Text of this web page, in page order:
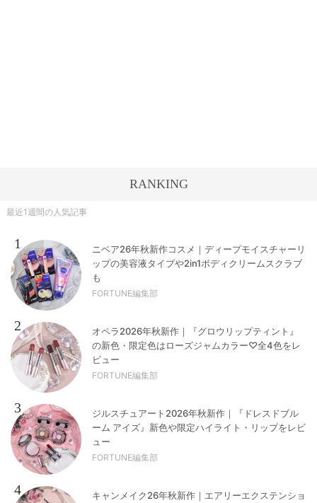
RANKING
最近1週間の人気記事
1
ニベア26年秋新作コスメ｜ディープモイスチャーリ
ップの美容液タイプや2in1ボディクリームスクラブ
も
FORTUNE編集部
2
オペラ2026年秋新作｜『グロウリップティント』
の新色・限定色はローズジャムカラー♡全4色をレ
ビュー
FORTUNE編集部
3
ジルスチュアート2026年秋新作｜『ドレスドブル
ーム アイズ』新色や限定ハイライト・リップをレビ
ュー
FORTUNE編集部
4
キャンメイク26年秋新作｜エアリーエクステンショ